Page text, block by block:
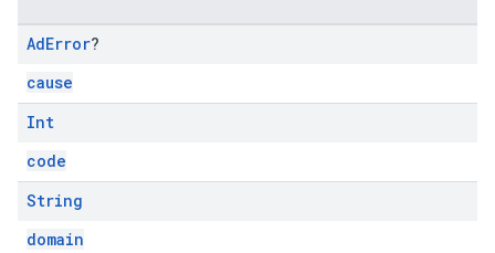
AdError?
cause
Int
code
String
domain